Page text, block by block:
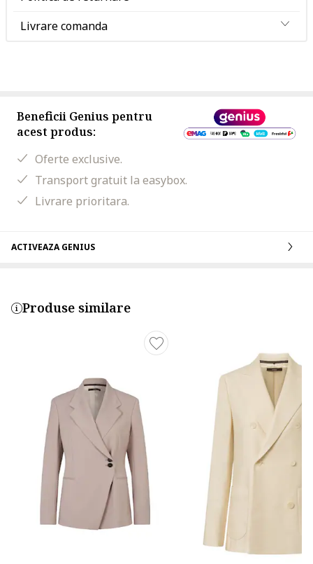
Livrare comanda
Beneficii Genius pentru
acest produs:
Oferte exclusive.
Transport gratuit la easybox.
Livrare prioritara.
ACTIVEAZA GENIUS
Produse similare